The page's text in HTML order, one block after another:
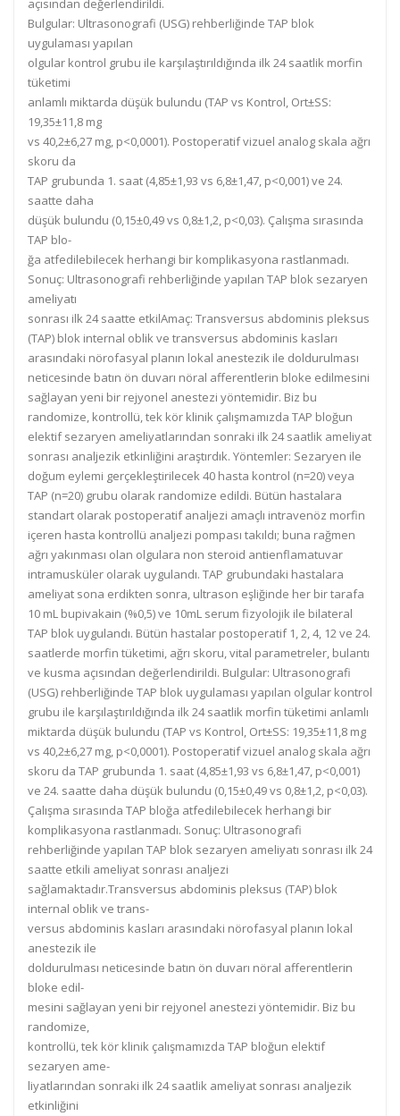
açısından değerlendirildi.
Bulgular: Ultrasonografi (USG) rehberliğinde TAP blok
uygulaması yapılan
olgular kontrol grubu ile karşılaştırıldığında ilk 24 saatlik morfin
tüketimi
anlamlı miktarda düşük bulundu (TAP vs Kontrol, Ort±SS:
19,35±11,8 mg
vs 40,2±6,27 mg, p<0,0001). Postoperatif vizuel analog skala ağrı
skoru da
TAP grubunda 1. saat (4,85±1,93 vs 6,8±1,47, p<0,001)ve 24.
saatte daha
düşük bulundu (0,15±0,49 vs 0,8±1,2, p<0,03). Çalışma sırasında
TAP blo-
ğa atfedilebilecek herhangi bir komplikasyona rastlanmadı.
Sonuç: Ultrasonografi rehberliğinde yapılan TAP blok sezaryen
ameliyatı
sonrası ilk 24 saatte etkilAmaç: Transversus abdominis pleksus
(TAP) blok internal oblik ve transversus abdominis kasları
arasındaki nörofasyal planın lokal anestezik ile doldurulması
neticesinde batın ön duvarı nöral afferentlerin bloke edilmesini
sağlayan yeni bir rejyonel anestezi yöntemidir. Biz bu
randomize, kontrollü, tek kör klinik çalışmamızda TAP bloğun
elektif sezaryen ameliyatlarından sonraki ilk 24 saatlik ameliyat
sonrası analjezik etkinliğini araştırdık. Yöntemler: Sezaryen ile
doğum eylemi gerçekleştirilecek 40 hasta kontrol (n=20) veya
TAP (n=20) grubu olarak randomize edildi. Bütün hastalara
standart olarak postoperatif analjezi amaçlı intravenöz morfin
içeren hasta kontrollü analjezi pompası takıldı; buna rağmen
ağrı yakınması olan olgulara non steroid antienflamatuvar
intramusküler olarak uygulandı. TAP grubundaki hastalara
ameliyat sona erdikten sonra, ultrason eşliğinde her bir tarafa
10 mL bupivakain (%0,5) ve 10mL serum fizyolojik ile bilateral
TAP blok uygulandı. Bütün hastalar postoperatif 1, 2, 4, 12 ve 24.
saatlerde morfin tüketimi, ağrı skoru, vital parametreler, bulantı
ve kusma açısından değerlendirildi. Bulgular: Ultrasonografi
(USG) rehberliğinde TAP blok uygulaması yapılan olgular kontrol
grubu ile karşılaştırıldığında ilk 24 saatlik morfin tüketimi anlamlı
miktarda düşük bulundu (TAP vs Kontrol, Ort±SS: 19,35±11,8 mg
vs 40,2±6,27 mg, p<0,0001). Postoperatif vizuel analog skala ağrı
skoru da TAP grubunda 1. saat (4,85±1,93 vs 6,8±1,47, p<0,001)
ve 24. saatte daha düşük bulundu (0,15±0,49 vs 0,8±1,2, p<0,03).
Çalışma sırasında TAP bloğa atfedilebilecek herhangi bir
komplikasyona rastlanmadı. Sonuç: Ultrasonografi
rehberliğinde yapılan TAP blok sezaryen ameliyatı sonrası ilk 24
saatte etkili ameliyat sonrası analjezi
sağlamaktadır.Transversus abdominis pleksus (TAP) blok
internal oblik ve trans-
versus abdominis kasları arasındaki nörofasyal planın lokal
anestezik ile
doldurulması neticesinde batın ön duvarı nöral afferentlerin
bloke edil-
mesini sağlayan yeni bir rejyonel anestezi yöntemidir. Biz bu
randomize,
kontrollü, tek kör klinik çalışmamızda TAP bloğun elektif
sezaryen ame-
liyatlarından sonraki ilk 24saatlik ameliyat sonrası analjezik
etkinliğini